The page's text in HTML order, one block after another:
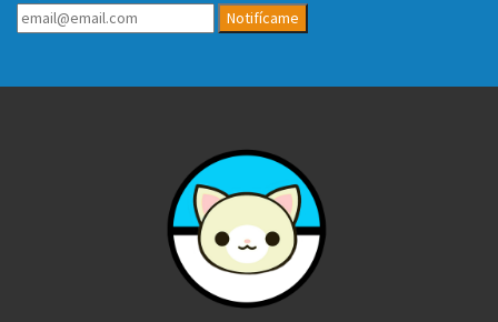
Notifícame